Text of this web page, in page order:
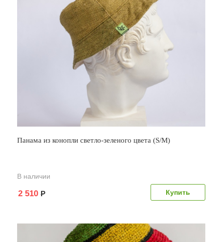
Панама из конопли светло-зеленого цвета (S/M)
В наличии
2 510 Р